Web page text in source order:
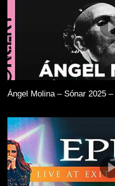
Ángel Molina – Sónar 2025